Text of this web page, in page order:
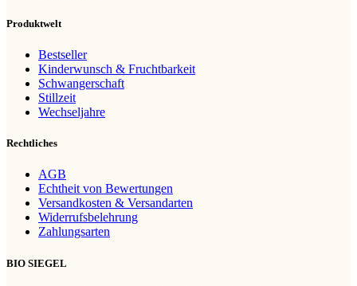
Produktwelt
Bestseller
Kinderwunsch & Fruchtbarkeit
Schwangerschaft
Stillzeit
Wechseljahre
Rechtliches
AGB
Echtheit von Bewertungen
Versandkosten & Versandarten
Widerrufsbelehrung
Zahlungsarten
BIO SIEGEL